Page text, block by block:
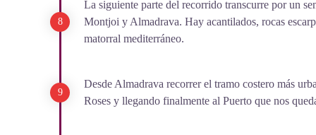
La siguiente parte del recorrido transcurre por un
Montjoi y Almadrava. Hay acantilados, rocas
matorral mediterráneo.
Desde Almadrava recorrer el tramo costero más
Roses y llegando finalmente al Puerto que nos